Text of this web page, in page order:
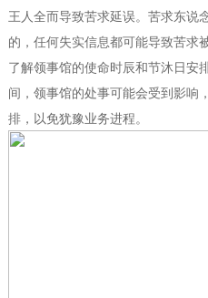
王人全而导致苦求延误。苦求东说
的，任何失实信息都可能导致苦求被
了解领事馆的使命时辰和节沐日安
间，领事馆的处事可能会受到影响
排，以免犹豫业务进程。